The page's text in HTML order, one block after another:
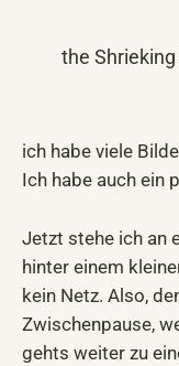
the
ich habe viele
Ich habe auch ein
Jetzt stehe ich an
hinter einem
kein Netz. Also,
Zwischenpause,
gehts weiter zu